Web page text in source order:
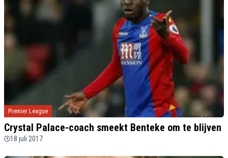
Premier League
Crystal Palace-coach smeekt Benteke om te blijven
18 juli 2017